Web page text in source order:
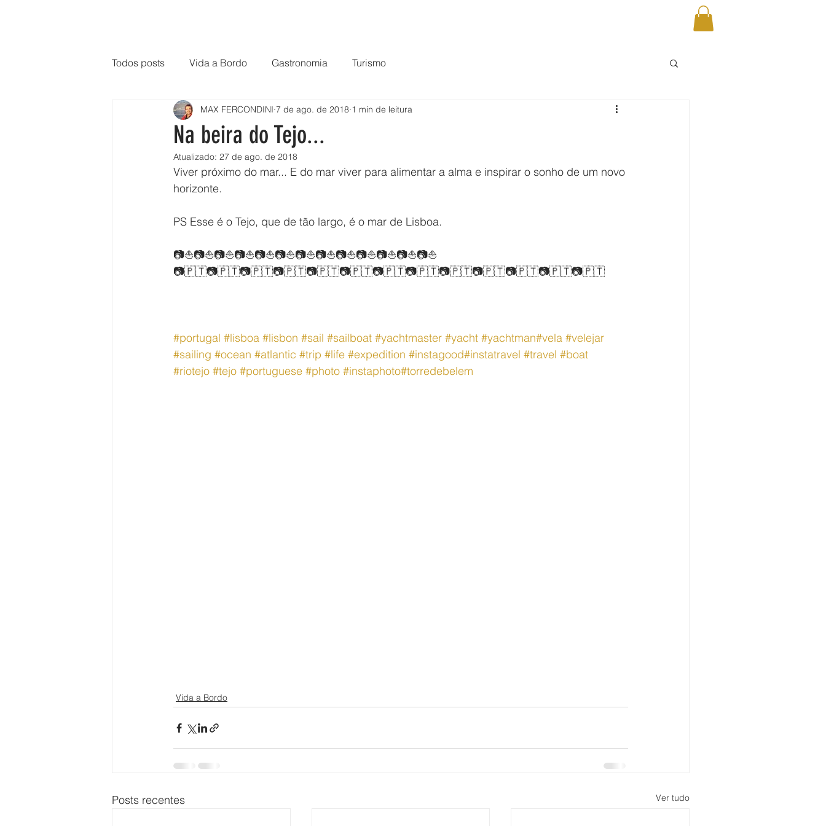
Todos posts Vida a Bordo Gastronomia Turismo
Na beira do Tejo...
MAX FERCONDINI 7 de ago. de 2018 1 min de leitura
Atualizado: 27 de ago. de 2018
Viver próximo do mar... E do mar viver para alimentar a alma e inspirar o sonho de um novo
horizonte.
PS Esse é o Tejo, que de tão largo, é o mar de Lisboa.
📷⛵📷⛵📷⛵📷⛵📷⛵📷⛵📷⛵📷⛵📷⛵📷⛵📷⛵📷⛵📷⛵
📷🇵🇹📷🇵🇹📷🇵🇹📷🇵🇹📷🇵🇹📷🇵🇹📷🇵🇹📷🇵🇹📷🇵🇹📷🇵🇹📷🇵🇹📷🇵🇹📷🇵🇹
#portugal #lisboa #lisbon #sail #sailboat #yachtmaster #yacht #yachtman#vela #velejar
#sailing #ocean #atlantic #trip #life #expedition #instagood#instatravel #travel #boat
#riotejo #tejo #portuguese #photo #instaphoto#torredebelem
Vida a Bordo
Posts recentes Ver tudo